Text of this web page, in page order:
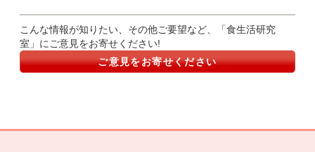
こんな情報が知りたい、その他ご要望など、「食生活研究
室」にご意見をお寄せください!
ご意見をお寄せください